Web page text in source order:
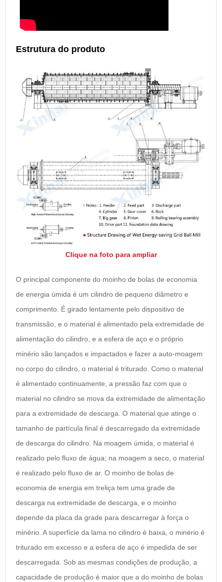
Estrutura do produto
Clique na foto para ampliar
O principal componente do moinho de bolas de economia
de energia úmida é um cilindro de pequeno diâmetro e
comprimento. É girado lentamente pelo dispositivo de
transmissão, e o material é alimentado pela extremidade de
alimentação do cilindro, e a esfera de aço e o próprio
minério são lançados e impactados e fazer a auto-moagem
no corpo do cilindro, o material é triturado. Como o material
é alimentado continuamente, a pressão faz com que o
material no cilindro se mova da extremidade de alimentação
para a extremidade de descarga. O material que atinge o
tamanho de partícula final é descarregado da extremidade
de descarga do cilindro. Na moagem úmida, o material é
realizado pelo fluxo de água; na moagem a seco, o material
é realizado pelo fluxo de ar. O moinho de bolas de
economia de energia em treliça tem uma grade de
descarga na extremidade de descarga, e o moinho
depende da placa da grade para descarregar à força o
minério. A superfície da lama no cilindro é baixa, o minério é
triturado em excesso e a esfera de aço é impedida de ser
descarregada. Sob as mesmas condições de produção, a
capacidade de produção é maior que a do moinho de bolas